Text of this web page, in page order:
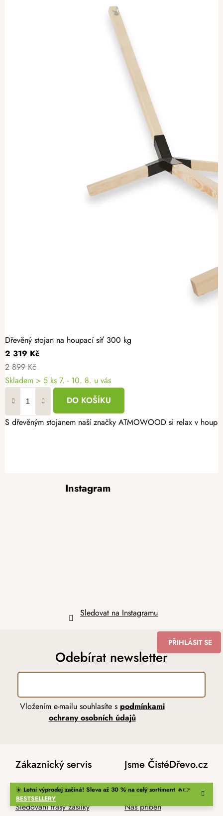
☀️ Letní výprodej začíná! Sleva až 30 % na celý sortiment 🔥👉
BESTSELLERY
Dřevěný stojan na houpací síť 300 kg
2 319 Kč
2 899 Kč
Skladem > 5 ks 7. - 10. 8. u vás
DO KOŠÍKU
S dřevěným stojanem naší značky ATMOWOOD si relax v
Instagram
Sledovat na Instagramu
Odebírat newsletter
Vložením e-mailu souhlasíte s podmínkami
ochrany osobních údajů
PŘIHLÁSIT SE
Zákaznický servis
Doprava a platba
Sledování trasy zásilky
Jsme ČistéDřevo.cz
Kontakt
Náš příběh